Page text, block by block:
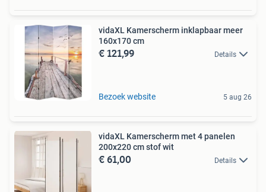
vidaXL Kamerscherm inklapbaar meer
160x170 cm
€ 121,99 Details
Bezoek website 5 aug 26
vidaXL Kamerscherm met 4 panelen
200x220 cm stof wit
€ 61,00 Details